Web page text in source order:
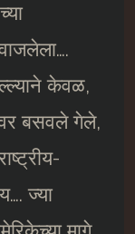
केवळ,
बसवले गेले,
ज्या